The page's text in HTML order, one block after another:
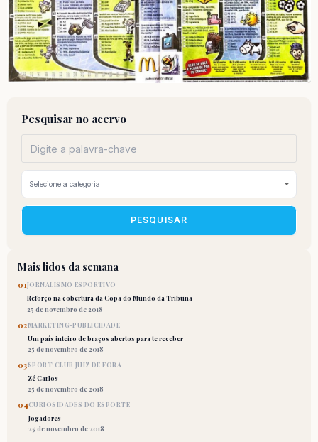
Pesquisar no acervo
PESQUISAR
Mais lidos da semana
01 JORNALISMO ESPORTIVO
Reforço na cobertura da Copa do Mundo da Tribuna
25 de novembro de 2018
02MARKETING-PUBLICIDADE
Um país inteiro de braços abertos para te receber
25 de novembro de 2018
03SPORT CLUB JUIZ DE FORA
Zé Carlos
25 de novembro de 2018
04CURIOSIDADES DO ESPORTE
Jogadores
25 de novembro de 2018